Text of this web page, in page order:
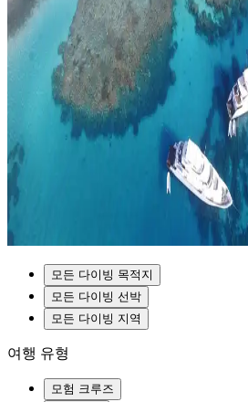
모든 다이빙 목적지
모든 다이빙 선박
모든 다이빙 지역
여행 유형
모험 크루즈